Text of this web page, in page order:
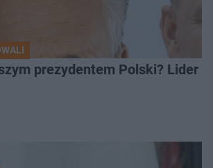
prezydentem Polski? Lider